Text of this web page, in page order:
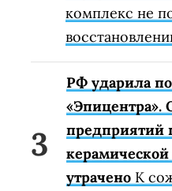
комплекс не
РФ ударила
предприятий
утрачено К